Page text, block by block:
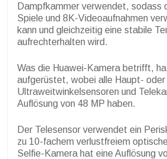
Dampfkammer verwendet, sodass
Spiele und 8K-Videoaufnahmen
kann und gleichzeitig eine stabile
aufrechterhalten wird.
Was die Huawei-Kamera betrifft,
aufgerüstet, wobei alle Haupt- oder
Ultraweitwinkelsensoren und
Auflösung von 48 MP haben.
Der Telesensor verwendet ein
zu 10-fachem verlustfreiem
Selfie-Kamera hat eine Auflösung